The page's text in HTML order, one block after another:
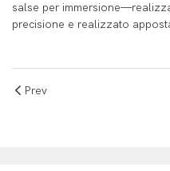
salse per
precisione e realizzato
Prev